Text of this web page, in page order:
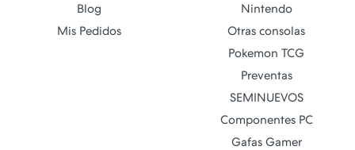
Blog
Mis Pedidos
Nintendo
Otras consolas
Pokemon TCG
Preventas
SEMINUEVOS
Componentes PC
Gafas Gamer